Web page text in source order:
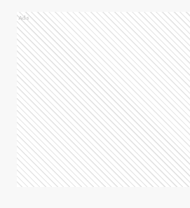
Ads